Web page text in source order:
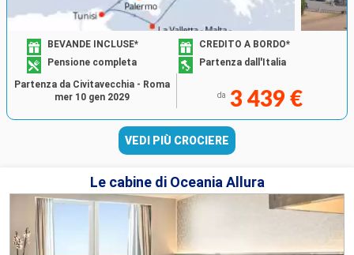
BEVANDE INCLUSE*
CREDITO A BORDO*
Pensione completa
Partenza dall'Italia
da 3 439 €
Partenza da Civitavecchia - Roma
mer 10 gen 2029
VEDI PIÙ CROCIERE
Le cabine di Oceania Allura